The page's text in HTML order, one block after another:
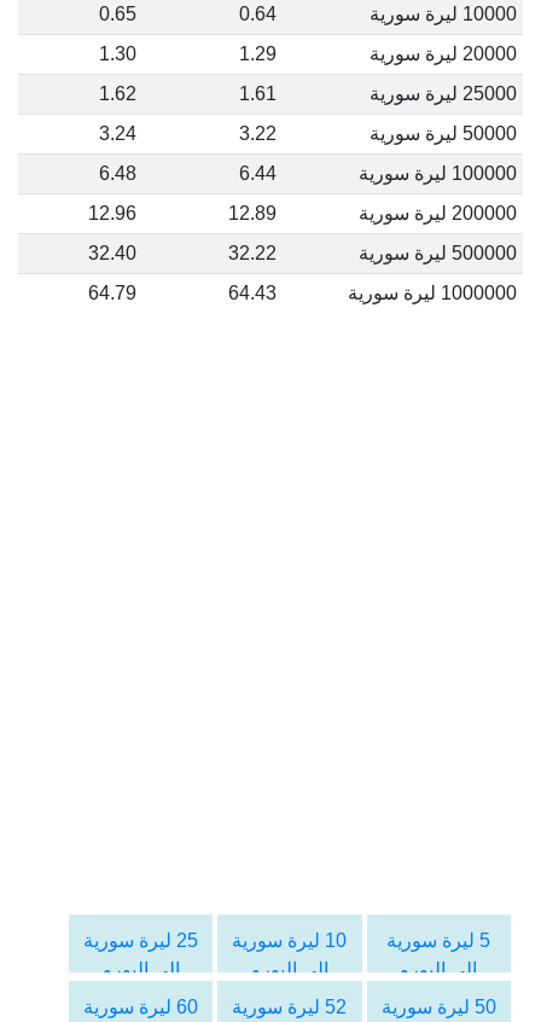
10000 ليرة سورية 0.64
0.65
20000 ليرة سورية
1.29
1.30
25000 ليرة سورية
1.61
1.62
50000 ليرة سورية
3.22
3.24
100000 ليرة سورية
6.44
6.48
200000 ليرة سورية
12.89
12.96
500000 ليرة سورية
32.22
32.40
1000000 ليرة سورية
64.43
64.79
5 ليرة سورية
الى اليورو
10 ليرة سورية
الى اليورو
25 ليرة سورية
الى اليورو
50 ليرة سورية
52 ليرة سورية
60 ليرة سورية